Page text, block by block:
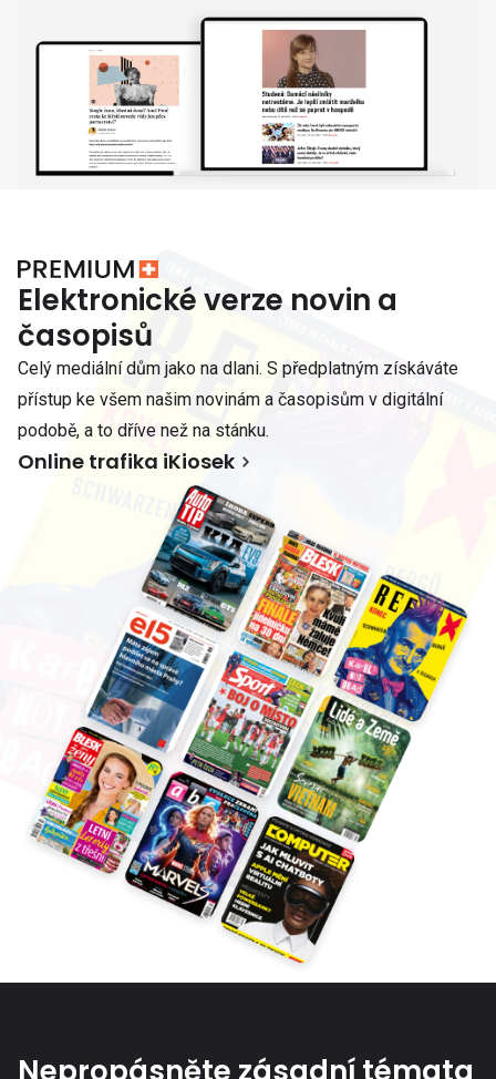
Elektronické verze novin a
časopisů
Celý mediální dům jako na dlani. S předplatným získáváte
přístup ke všem našim novinám a časopisům v digitální
podobě, a to dříve než na stánku.
Online trafika iKiosek